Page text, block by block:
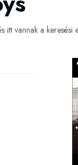
itt vannak a